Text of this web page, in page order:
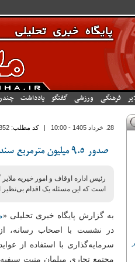
فرهنگی ورزشی گفتگو یادداشت
28. خرداد 1405 - 10:00 |کد مطلب:
صدور ۹.۵ میلیون مترمربع سند مالکیت برای موقوفات ملایر در ۲۲ ماه
است که این مسئله یک اقدام
به گزارش پایگاه خبری تحلیلی «
در نشست با اصحاب رسانه،
سرمایه‌گذاری با استفاده از
مجتمع تجاری مبلمان منبت